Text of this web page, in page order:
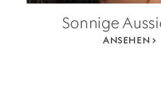
Sonnige
ANSEHEN